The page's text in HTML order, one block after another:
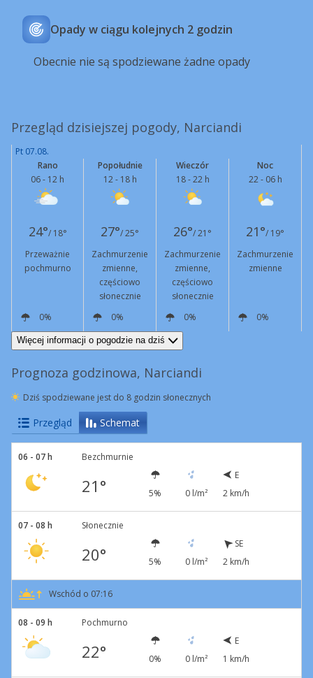
Opady w ciągu kolejnych 2 godzin
Obecnie nie są spodziewane żadne opady
Przegląd dzisiejszej pogody, Narciandi
Pt 07.08.
Rano
06 - 12 h
Popołudnie
12 - 18 h
Wieczór
18 - 22 h
Noc
22 - 06 h
24°/ 18° 27°/ 25° 26°/ 21° 21°/ 19°
Przeważnie
pochmurno
Zachmurzenie
zmienne,
częściowo
słonecznie
Zachmurzenie
zmienne,
częściowo
słonecznie
Zachmurzenie
zmienne
0% 0% 0%
0%
E
3 km/h N
8 km/h
Więcej informacji o pogodzie na dziś
Prognoza godzinowa, Narciandi
Dziś spodziewane jest do 8 godzin słonecznych
Przegląd Schemat
06 - 07 h Bezchmurnie
21° 5% 0 l/m²
E
2 km/h
07 - 08 h Słonecznie
20° 5% 0 l/m²
SE
2 km/h
Wschód o 07:16
08 - 09 h Pochmurno
22° 0% 0 l/m²
E
1 km/h